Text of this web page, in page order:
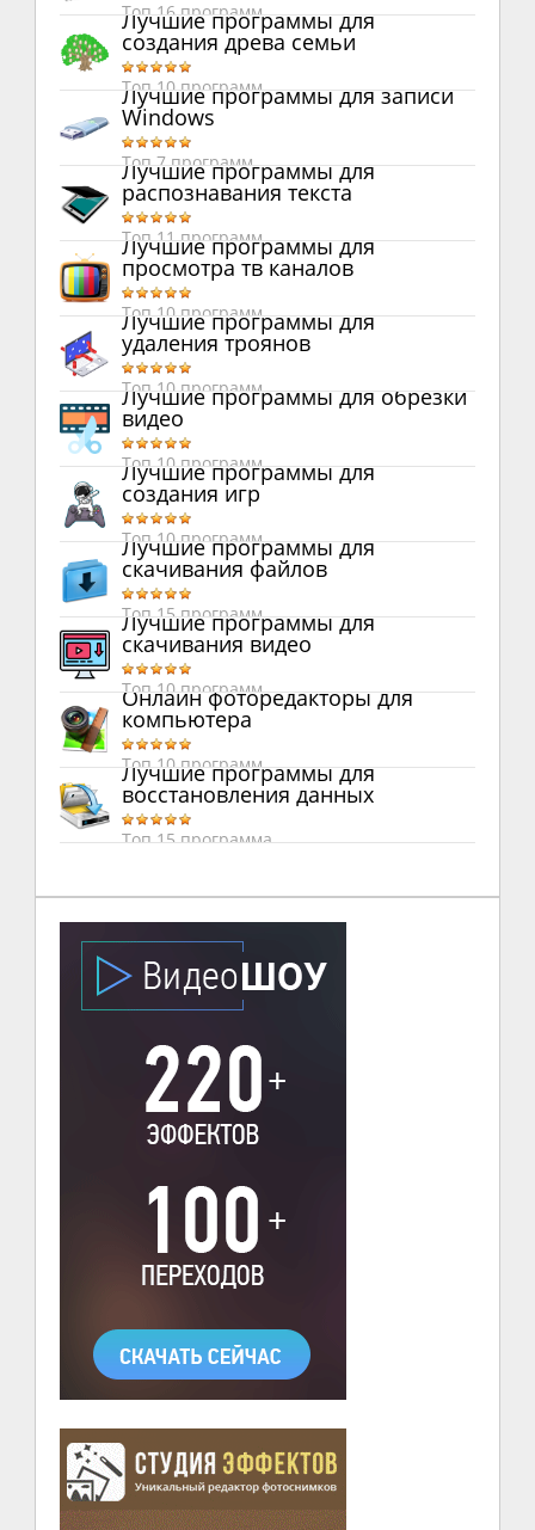
Топ 16 программ
Лучшие программы для
создания древа семьи
Топ 10 программ
Лучшие программы для записи
Windows
Топ 7 программ
Лучшие программы для
распознавания текста
Топ 11 программ
Лучшие программы для
просмотра тв каналов
Топ 10 программ
Лучшие программы для
удаления троянов
Топ 10 программ
Лучшие программы для обрезки
видео
Топ 10 программ
Лучшие программы для
создания игр
Топ 10 программ
Лучшие программы для
скачивания файлов
Топ 15 программ
Лучшие программы для
скачивания видео
Топ 10 программ
Онлайн фоторедакторы для
компьютера
Топ 10 программ
Лучшие программы для
восстановления данных
Топ 15 программа